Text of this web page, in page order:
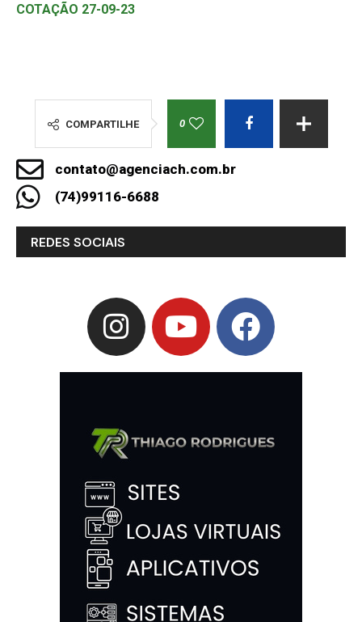
COTAÇÃO 27-09-23
COMPARTILHE 0
contato@agenciach.com.br
(74)99116-6688
REDES SOCIAIS